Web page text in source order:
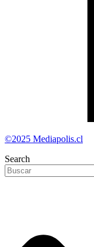
©2025 Mediapolis.cl
Search